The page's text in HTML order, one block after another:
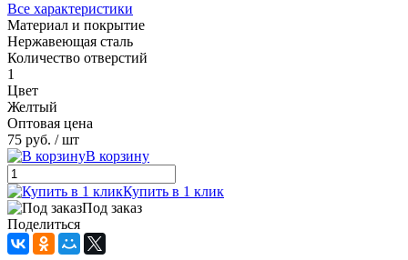
Все характеристики
Материал и покрытие
Нержавеющая сталь
Количество отверстий
1
Цвет
Желтый
Оптовая цена
75 руб. / шт
В корзину
Купить в 1 клик
Под заказ
Поделиться